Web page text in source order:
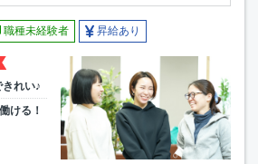
職種未経験者 昇給あり
れい♪
ける！